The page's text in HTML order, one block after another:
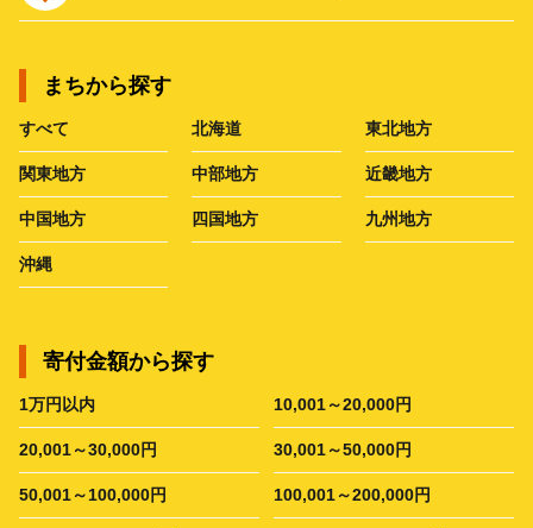
まちから探す
すべて 北海道 東北地方
関東地方 中部地方 近畿地方
中国地方 四国地方 九州地方
沖縄
寄付金額から探す
1万円以内 10,001～20,000円
20,001～30,000円 30,001～50,000円
50,001～100,000円 100,001～200,000円